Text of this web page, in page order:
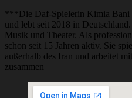
***Die Daf-Spielerin Kimia Bani
und lebt seit 2018 in
Musik und Theater. Als
schon seit 15 Jahren aktiv. Sie
außerhalb des Iran und arbeitet
zusammen